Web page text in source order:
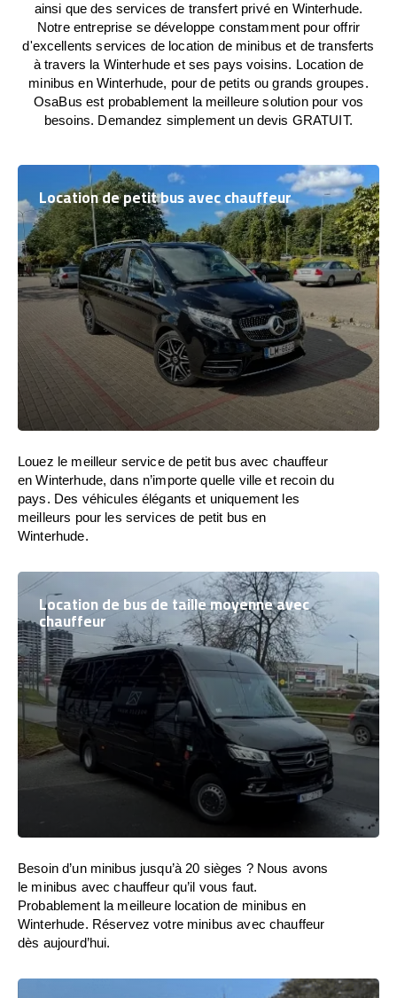
ainsi que des services de transfert privé en Winterhude.
Notre entreprise se développe constamment pour offrir
d'excellents services de location de minibus et de transferts
à travers la Winterhude et ses pays voisins. Location de
minibus en Winterhude, pour de petits ou grands groupes.
OsaBus est probablement la meilleure solution pour vos
besoins. Demandez simplement un devis GRATUIT.
Location de petit bus avec chauffeur
Louez le meilleur service de petit bus avec chauffeur
en Winterhude, dans n’importe quelle ville et recoin du
pays. Des véhicules élégants et uniquement les
meilleurs pour les services de petit bus en
Winterhude.
Location de bus de taille moyenne avec
chauffeur
Besoin d’un minibus jusqu’à 20 sièges ? Nous avons
le minibus avec chauffeur qu’il vous faut.
Probablement la meilleure location de minibus en
Winterhude. Réservez votre minibus avec chauffeur
dès aujourd’hui.